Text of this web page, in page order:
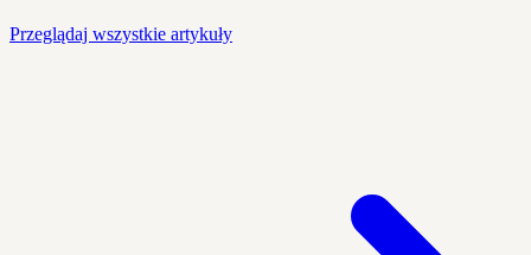
Przeglądaj wszystkie artykuły